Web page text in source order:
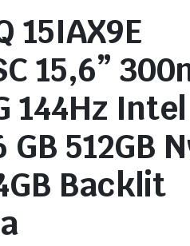
15IAX9E
15,6”
144Hz
GB 512GB
Backlit